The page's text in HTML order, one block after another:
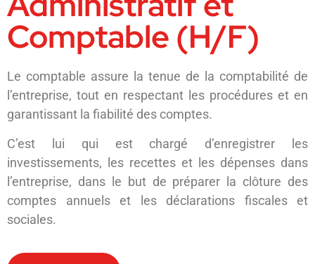
Comptable (H/F)
Le comptable assure la tenue de la comptabilité de
l’entreprise, tout en respectant les procédures et en
garantissant la fiabilité des comptes.
C’est lui qui est chargé d’enregistrer les
investissements, les recettes et les dépenses dans
l’entreprise, dans le but de préparer la clôture des
comptes annuels et les déclarations fiscales et
sociales.